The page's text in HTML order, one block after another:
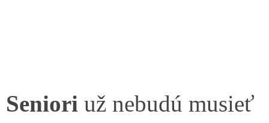
Seniori už nebudú musieť